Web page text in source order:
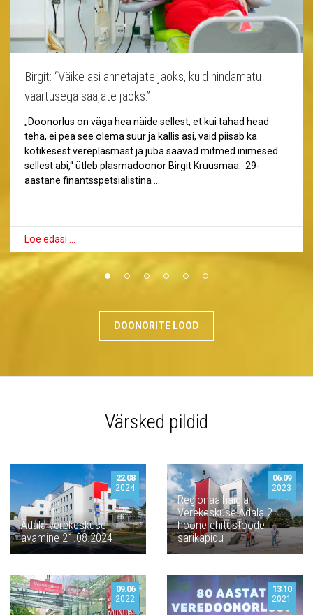
Birgit: “Väike asi annetajate jaoks, kuid hindamatu
väärtusega saajate jaoks.”
„Doonorlus on väga hea näide sellest, et kui tahad head
teha, ei pea see olema suur ja kallis asi, vaid piisab ka
kotikesest vereplasmast ja juba saavad mitmed inimesed
sellest abi,“ ütleb plasmadoonor Birgit Kruusmaa. 29-
aastane finantsspetsialistina …
Loe edasi …
DOONORITE LOOD
Värsked pildid
Ädala verekeskuse
avamine 21.08.2024
22.08
2024
Regionaalhaigla
Verekeskuse Ädala 2
hoone ehitustööde
sarikapidu
06.09
2023
09.06
2022
13.10
2021